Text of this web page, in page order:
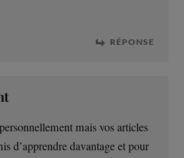
RÉPONSE
mais vos articles
d’apprendre davantage et pour